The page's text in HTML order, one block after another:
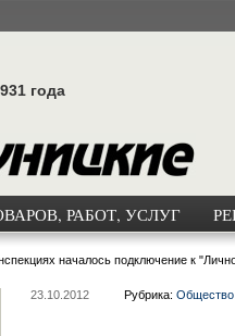
года
РАБОТ, УСЛУГ
началось подключение к
23.10.2012 Рубрика: Общество